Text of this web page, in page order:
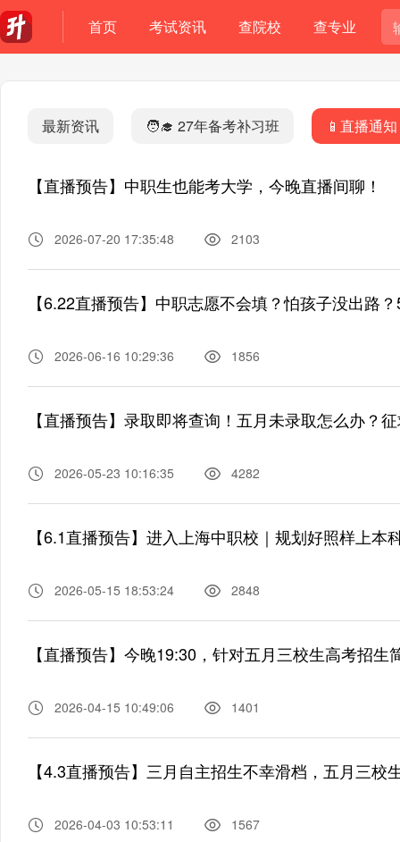
首页 考试资讯 查院校 查专业
最新资讯 🧑‍🎓 27年备考补习班 📱直播通知
【直播预告】中职生也能考大学，今晚直播间聊！
2026-07-20 17:35:48 2103
【6.22直播预告】中职志愿不会填？怕孩子没出路
2026-06-16 10:29:36 1856
2026-05-23 10:16:35 4282
2026-05-15 18:53:24 2848
【直播预告】今晚19:30，针对五月三校生高考招
2026-04-15 10:49:06 1401
【4.3直播预告】三月自主招生不幸滑档，五月三校
2026-04-03 10:53:11 1567